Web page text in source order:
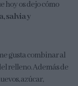
hoy os dejo cómo
salvia y
gusta combinar al
relleno. Además de
azúcar,